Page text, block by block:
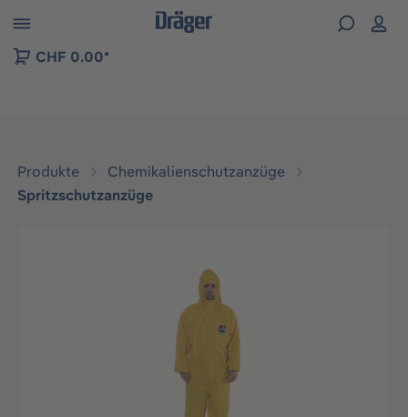
der B2B-Plattform springen
CHF 0.00*
Produkte
Chemikalienschutzanzüge
Spritzschutzanzüge
Bildergalerie überspringen